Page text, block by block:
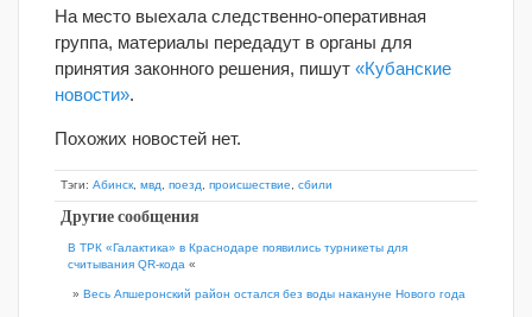
На место выехала следственно-оперативная
группа, материалы передадут в органы для
принятия законного решения, пишут «Кубанские
новости».
Похожих новостей нет.
Тэги: Абинск мвд поезд происшествие сбили
Другие сообщения
В ТРК «Галактика» в Краснодаре появились турникеты для
считывания QR-кода «
» Весь Апшеронский район остался без воды накануне Нового года